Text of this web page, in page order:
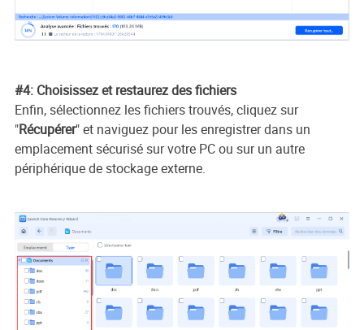
#4: Choisissez et restaurez des fichiers
Enfin, sélectionnez les fichiers trouvés, cliquez sur
"Récupérer" et naviguez pour les enregistrer dans un
emplacement sécurisé sur votre PC ou sur un autre
périphérique de stockage externe.